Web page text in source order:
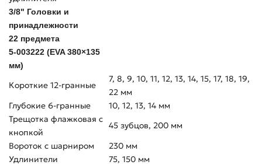
3/8" Головки и
принадлежности
22 предмета
5-003222 (EVA 380×135
мм)
Короткие 12-гранные
7, 8, 9, 10, 11, 12, 13, 14, 15, 17, 18, 19,
22 мм
Глубокие 6-гранные
10, 12, 13, 14 мм
Трещотка флажковая с
кнопкой
45 зубцов, 200 мм
Вороток с шарниром
230 мм
Удлинители
75, 150 мм